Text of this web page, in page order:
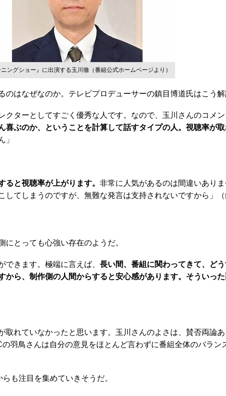
ニングショー』に出演する玉川徹（番組公式ホームページより）
はなぜなのか。テレビプロデューサーの鎮目博道氏はこう解
クターとしてすごく優秀な人です。なので、玉川さんのコメ
喜ぶのか、ということを計算して話すタイプの人。視聴率が
」
ると視聴率が上がります。 非常に人気があるのは間違いあり
てしまうのですが、無難な発言は支持されないですから」（
とっても心強い存在のようだ。
できます。極端に言えば、 長い間、番組に関わってきて、ど
ら、制作側の人間からすると安心感があります。そういっ
取れていなかったと思います。玉川さんのよさは、賛否両論
羽鳥さんは自分の意見をほとんど言わずに番組全体のバラ
も注目を集めていきそうだ。